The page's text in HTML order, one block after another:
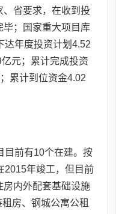
省要求，在收到投
毕；国家重大项目库
达年度投资计划4.52
元；累计完成投资
累计到位资金4.02
前有10个在建。按
2015年竣工，但目前
内外配套基础设施
房、钢城公寓公租